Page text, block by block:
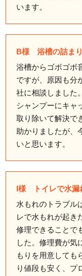
います。
B様 浴槽の詰まり
浴槽からゴボゴボ
ですが、原因も分
社に相談しました
シャンプーにキャ
取り除いて解決で
助かりましたが、
いと思います。
I様 トイレで水漏
水もれのトラブル
レで水もれが起き
修理できることで
した。修理費が気
もりを用意しても
り値段も安く、プ